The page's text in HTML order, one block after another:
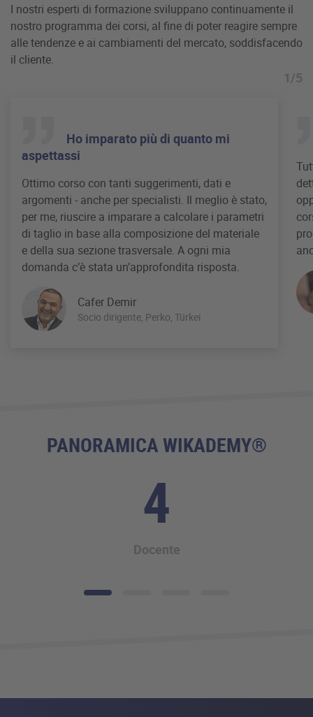
I nostri esperti di formazione sviluppano continuamente il
nostro programma dei corsi, al fine di poter reagire sempre
alle tendenze e ai cambiamenti del mercato, soddisfacendo
il cliente.
1/5
Ho imparato più di quanto mi
aspettassi
Ottimo corso con tanti suggerimenti, dati e
argomenti - anche per specialisti. Il meglio è stato,
per me, riuscire a imparare a calcolare i parametri
di taglio in base alla composizione del materiale
e della sua sezione trasversale. A ogni mia
domanda c’è stata un’approfondita risposta.
Cafer Demir
Socio dirigente, Perko, Türkei
PANORAMICA WIKADEMY®
4
Docente